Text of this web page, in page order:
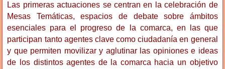
Las primeras actuaciones se centran en la celebración de
Mesas Temáticas, espacios de debate sobre ámbitos
esenciales para el progreso de la comarca, en las que
participan tanto agentes clave como ciudadanía en general
y que permiten movilizar y aglutinar las opiniones e ideas
de los distintos agentes de la comarca hacia un objetivo